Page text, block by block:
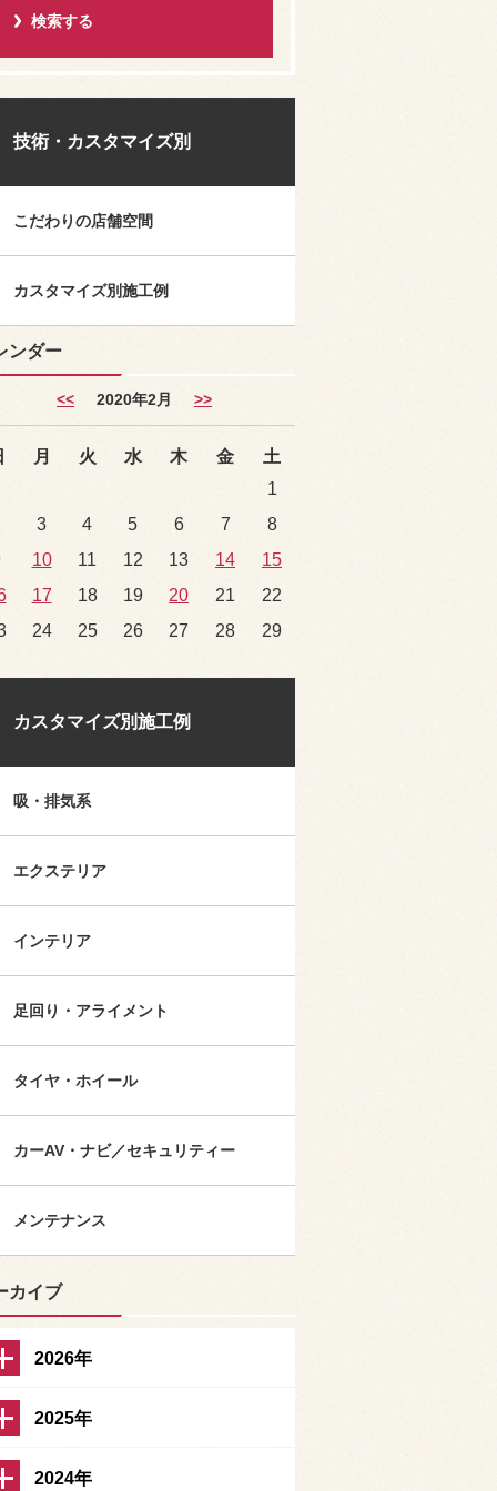
技術・カスタマイズ別
こだわりの店舗空間
カスタマイズ別施工例
ンダー
<< 2020年2月 >>
月 火 水 木 金
土
1
3 4 5 6 7
8
10 11 12 13 14
15
17 18 19 20 21
22
24 25 26 27 28 29
カスタマイズ別施工例
吸・排気系
エクステリア
インテリア
足回り・アライメント
タイヤ・ホイール
カーAV・ナビ／セキュリティー
メンテナンス
カイブ
2026年
2025年
2024年